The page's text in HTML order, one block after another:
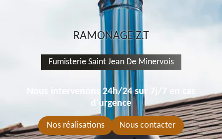
RAMONAGE Z.T
Fumisterie Saint Jean De Minervois
Nous intervenons 24h/24 sur 7j/7 en cas
d'urgence
Nos réalisations Nous contacter